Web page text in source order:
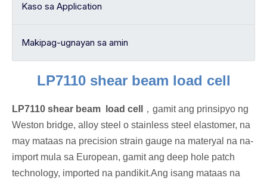
Kaso sa Application
Makipag-ugnayan sa amin
LP7110 shear beam load cell
LP7110 shear beam load cell ， gamit ang prinsipyo ng
Weston bridge, alloy steel o stainless steel elastomer, na
may mataas na precision strain gauge na materyal na na-
import mula sa European, gamit ang deep hole patch
technology, imported na pandikit.Ang isang mataas na